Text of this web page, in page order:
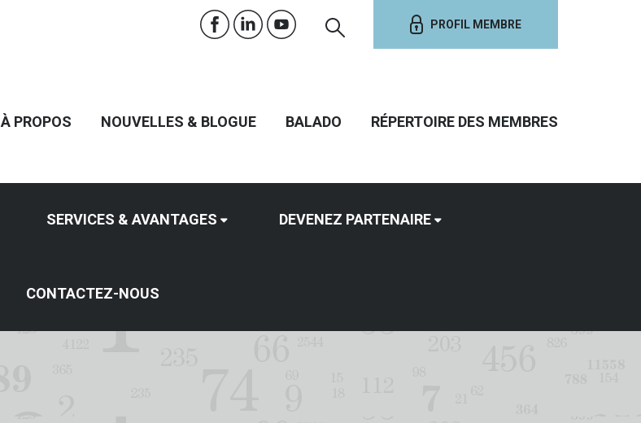
PROFIL MEMBRE
À PROPOS NOUVELLES & BLOGUE BALADO RÉPERTOIRE DES MEMBRES
SERVICES & AVANTAGES DEVENEZ PARTENAIRE
CONTACTEZ-NOUS